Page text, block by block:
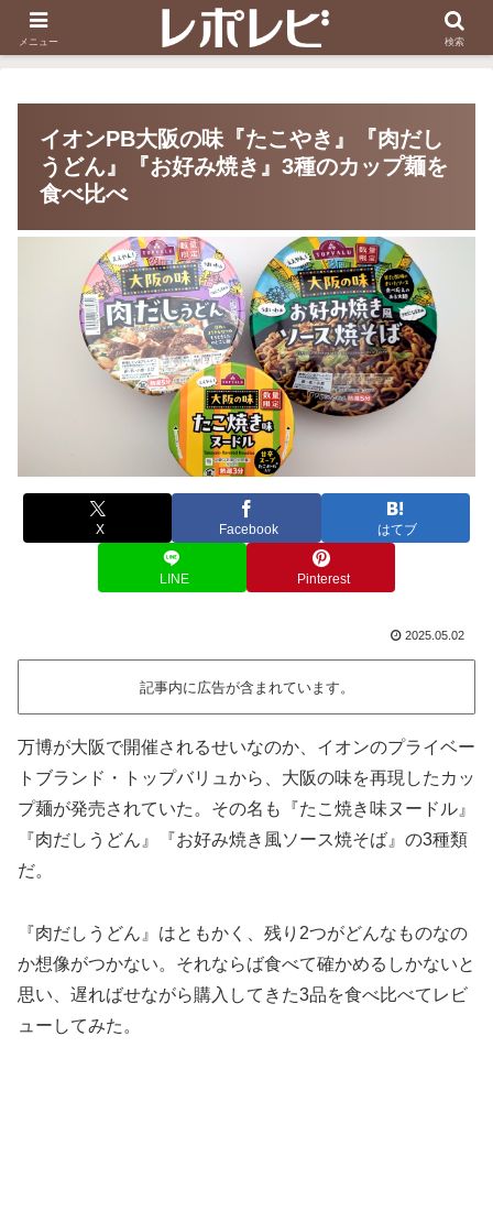
スヌーピー刺しゅう ダイソー知恵の輪
イオンPB大阪の味『たこやき』『肉だし
うどん』『お好み焼き』3種のカップ麺を
食べ比べ
X Facebook はてブ
LINE Pinterest
2025.05.02
記事内に広告が含まれています。
万博が大阪で開催されるせいなのか、イオンのプライベー
トブランド・トップバリュから、大阪の味を再現したカッ
プ麺が発売されていた。その名も『たこ焼き味ヌードル』
『肉だしうどん』『お好み焼き風ソース焼そば』の3種類
だ。
『肉だしうどん』はともかく、残り2つがどんなものなの
か想像がつかない。それならば食べて確かめるしかないと
思い、遅ればせながら購入してきた3品を食べ比べてレビ
ューしてみた。
メニュー 検索